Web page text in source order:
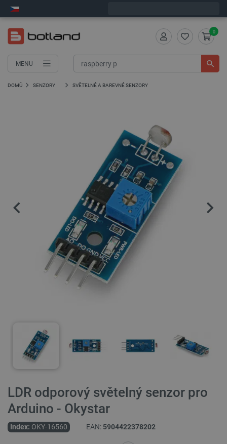
MENU
0
DOMŮ SENZORY SVĚTELNÉ A BAREVNÉ SENZORY
LDR odporový světelný senzor pro
Arduino - Okystar
Index: OKY-16560 EAN: 5904422378202